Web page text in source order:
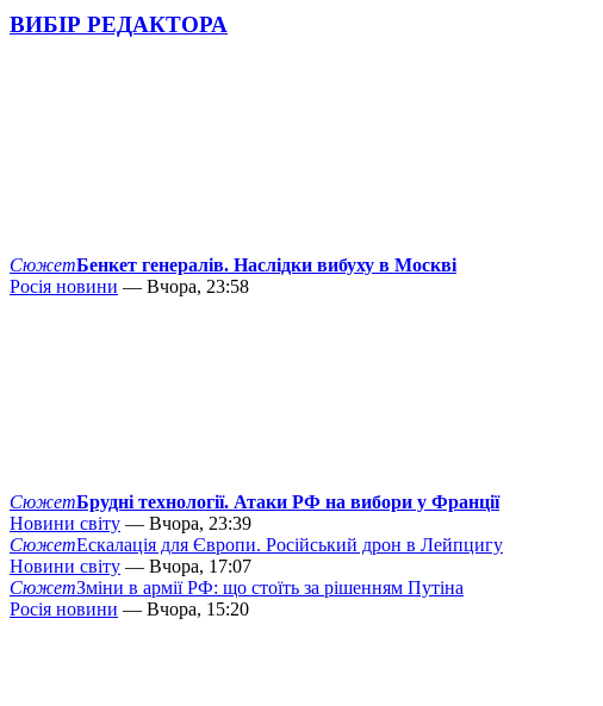
ВИБІР РЕДАКТОРА
СюжетБенкет генералів. Наслідки вибуху в Москві
Росія новини — Вчора, 23:58
СюжетБрудні технології. Атаки РФ на вибори у Франції
Новини світу — Вчора, 23:39
СюжетЕскалація для Європи. Російський дрон в Лейпцигу
Новини світу — Вчора, 17:07
СюжетЗміни в армії РФ: що стоїть за рішенням Путіна
Росія новини — Вчора, 15:20